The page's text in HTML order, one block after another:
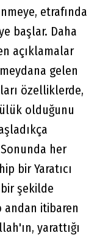
etrafında
başlar. Daha
açıklamalar
gelen
özelliklerde,
olduğunu
her
bir Yaratıcı
şekilde
andan itibaren
yarattığı